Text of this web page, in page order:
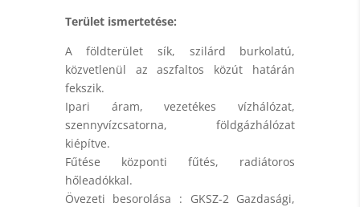
Terület ismertetése:
A földterület sík, szilárd burkolatú,
közvetlenül az aszfaltos közút határán
fekszik.
Ipari áram, vezetékes vízhálózat,
szennyvízcsatorna, földgázhálózat
kiépítve.
Fűtése központi fűtés, radiátoros
hőleadókkal.
Övezeti besorolása : GKSZ-2 Gazdasági,